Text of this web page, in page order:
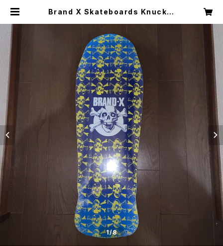
Brand X Skateboards Knuckle
1/8